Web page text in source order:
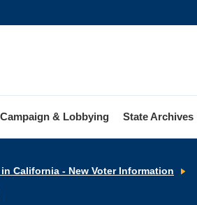
Campaign & Lobbying State Archives
California - New Voter Information